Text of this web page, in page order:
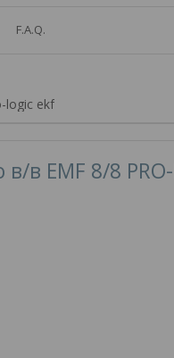
F.A.Q.
logic ekf
в EMF 8/8